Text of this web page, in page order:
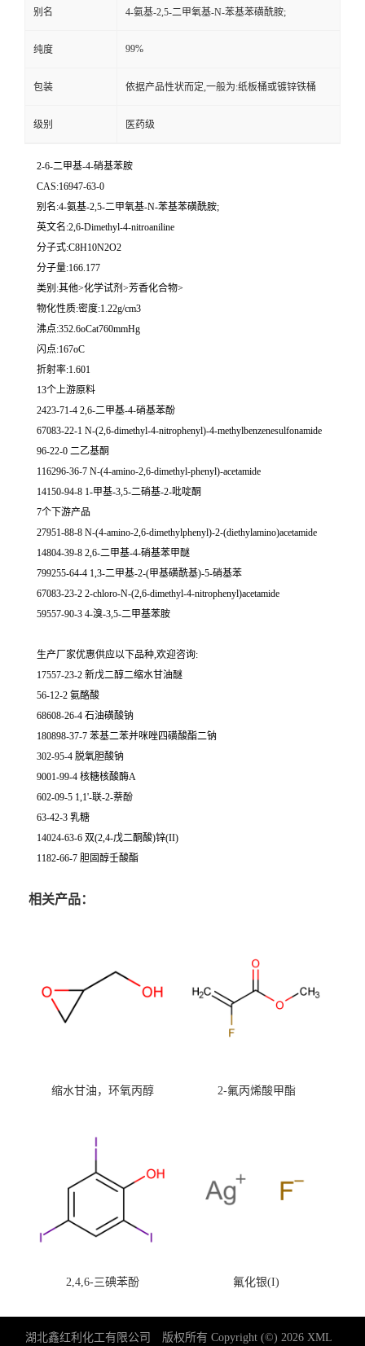
别名 4-氨基-2,5-二甲氧基-N-苯基苯磺酰胺;
纯度 99%
包装 依据产品性状而定,一般为:纸板桶或镀锌铁桶
级别 医药级
2-6-二甲基-4-硝基苯胺
CAS:16947-63-0
别名:4-氨基-2,5-二甲氧基-N-苯基苯磺酰胺;
英文名:2,6-Dimethyl-4-nitroaniline
分子式:C8H10N2O2
分子量:166.177
类别:其他>化学试剂>芳香化合物>
物化性质:密度:1.22g/cm3
沸点:352.6oCat760mmHg
闪点:167oC
折射率:1.601
13个上游原料
2423-71-4 2,6-二甲基-4-硝基苯酚
67083-22-1 N-(2,6-dimethyl-4-nitrophenyl)-4-methylbenzenesulfonamide
96-22-0 二乙基酮
116296-36-7 N-(4-amino-2,6-dimethyl-phenyl)-acetamide
14150-94-8 1-甲基-3,5-二硝基-2-吡啶酮
7个下游产品
27951-88-8 N-(4-amino-2,6-dimethylphenyl)-2-(diethylamino)acetamide
14804-39-8 2,6-二甲基-4-硝基苯甲醚
799255-64-4 1,3-二甲基-2-(甲基磺酰基)-5-硝基苯
67083-23-2 2-chloro-N-(2,6-dimethyl-4-nitrophenyl)acetamide
59557-90-3 4-溴-3,5-二甲基苯胺
生产厂家优惠供应以下品种,欢迎咨询:
17557-23-2 新戊二醇二缩水甘油醚
56-12-2 氨酪酸
68608-26-4 石油磺酸钠
180898-37-7 苯基二苯并咪唑四磺酸酯二钠
302-95-4 脱氧胆酸钠
9001-99-4 核糖核酸酶A
602-09-5 1,1'-联-2-萘酚
63-42-3 乳糖
14024-63-6 双(2,4-戊二酮酸)锌(II)
1182-66-7 胆固醇壬酸酯
相关产品：
缩水甘油，环氧丙醇 2-氟丙烯酸甲酯
2,4,6-三碘苯酚 氟化银(I)
湖北鑫红利化工有限公司 版权所有 Copyright (©) 2026 XML